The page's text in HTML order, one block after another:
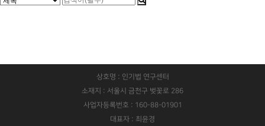
상호명 : 인기법 연구센터
소재지 : 서울시 금천구 벚꽃로 286
사업자등록번호 : 160-88-01901
대표자 : 최윤경